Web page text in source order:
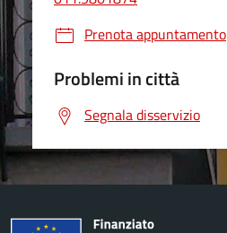
Prenota appuntamento
Problemi in città
Segnala disservizio